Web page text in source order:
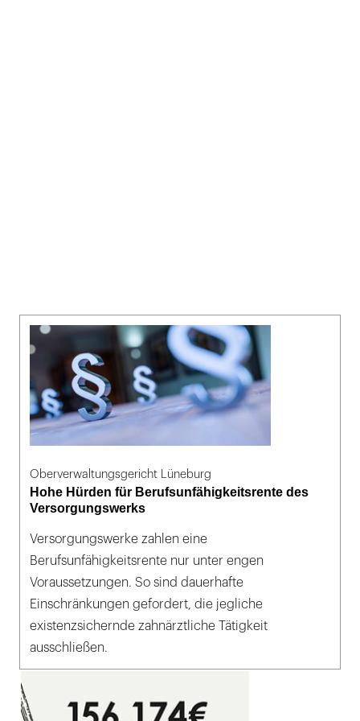
Oberverwaltungsgericht Lüneburg
Hohe Hürden für Berufsunfähigkeitsrente des
Versorgungswerks
Versorgungswerke zahlen eine
Berufsunfähigkeitsrente nur unter engen
Voraussetzungen. So sind dauerhafte
Einschränkungen gefordert, die jegliche
existenzsichernde zahnärztliche Tätigkeit
ausschließen.